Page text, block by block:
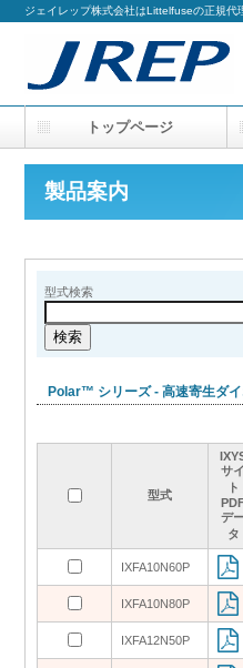
ジェイレップ株式会社はLittelfuseの正規代
製品案内
型式検索
Polar™ シリーズ - 高速寄生ダ
型式
サイ
ト
デ
タ
型式
サイ
ト
デ
タ
型式
サイ
ト
デ
タ
IXFA10N60P
IXFA10N80P
IXFA12N50P
型式
サイ
ト
デ
タ
IXFA10N60P
IXFA10N80P
IXFA12N50P
トップページ